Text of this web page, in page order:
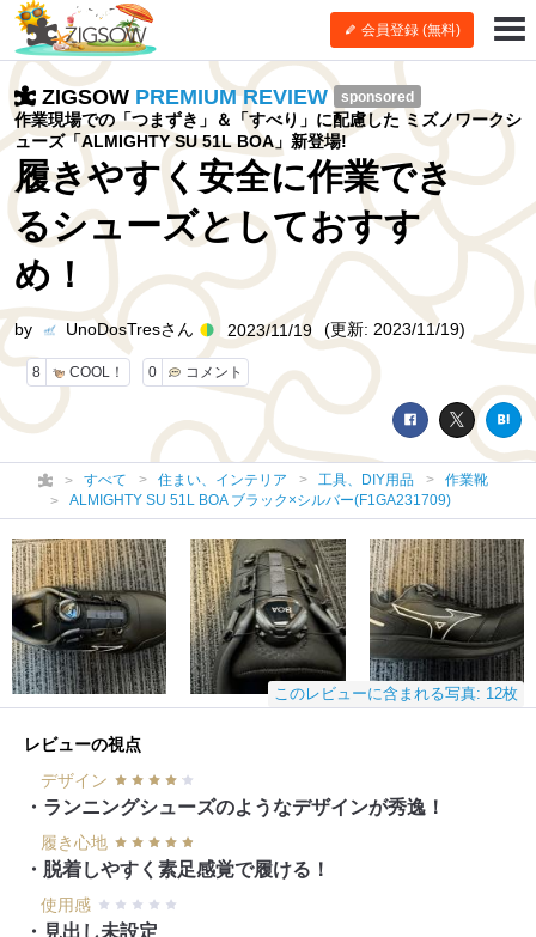
会員登録 (無料)
ZIGSOW PREMIUM REVIEW sponsored
作業現場での「つまずき」＆「すべり」に配慮した ミズノワークシ
ューズ「ALMIGHTY SU 51L BOA」新登場!
履きやすく安全に作業でき
るシューズとしておすす
め！
8 COOL！ 0 コメント
by UnoDosTresさん 2023/11/19 (更新: 2023/11/19)
すべて 住まい、インテリア 工具、DIY用品
作業靴
ALMIGHTY SU 51L BOA ブラック×シルバー(F1GA231709)
このレビューに含まれる写真: 12枚
レビューの視点
デザイン
・ランニングシューズのようなデザインが秀逸！
履き心地
・脱着しやすく素足感覚で履ける！
使用感
・見出し未設定